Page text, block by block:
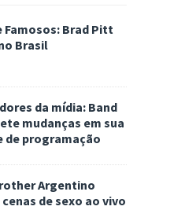
Famosos: Brad Pitt
Brasil
da mídia: Band
mudanças em sua
de programação
Argentino
de sexo ao vivo